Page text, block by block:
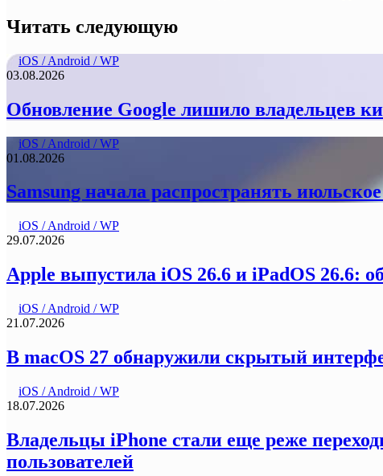
Читать следующую
iOS / Android / WP
03.08.2026
Обновление Google лишило владельцев
iOS / Android / WP
01.08.2026
Samsung начала распространять
iOS / Android / WP
29.07.2026
Apple выпустила iOS 26.6 и iPadOS 26.6:
iOS / Android / WP
21.07.2026
В macOS 27 обнаружили скрытый
iOS / Android / WP
18.07.2026
Владельцы iPhone стали еще реже
пользователей